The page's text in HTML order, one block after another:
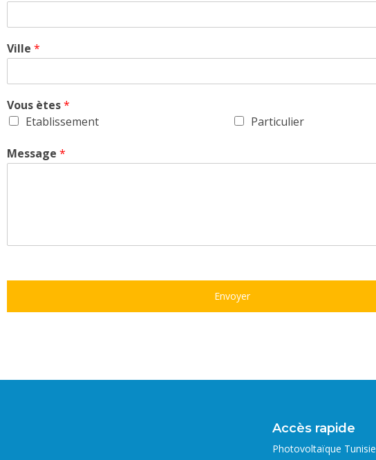
Ville *
Vous ètes*
Etablissement
Particulier
Message *
Envoyer
Accès rapide
Photovoltaïque Tunisie